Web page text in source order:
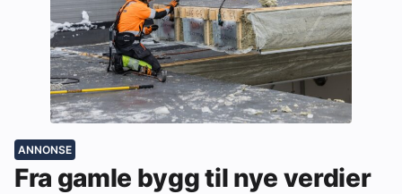
ANNONSE
Fra gamle bygg til nye verdier